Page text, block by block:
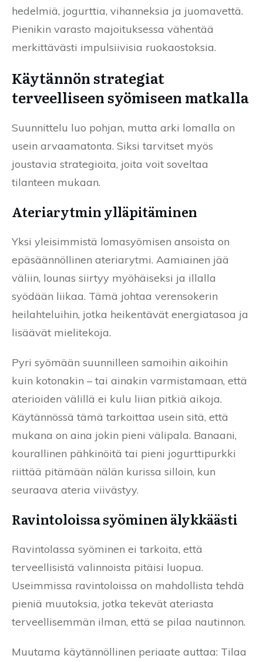
hedelmiä, jogurttia, vihanneksia ja juomavettä.
Pienikin varasto majoituksessa vähentää
merkittävästi impulsiivisia ruokaostoksia.
Käytännön strategiat
terveelliseen syömiseen matkalla
Suunnittelu luo pohjan, mutta arki lomalla on
usein arvaamatonta. Siksi tarvitset myös
joustavia strategioita, joita voit soveltaa
tilanteen mukaan.
Ateriarytmin ylläpitäminen
Yksi yleisimmistä lomasyömisen ansoista on
epäsäännöllinen ateriarytmi. Aamiainen jää
väliin, lounas siirtyy myöhäiseksi ja illalla
syödään liikaa. Tämä johtaa verensokerin
heilahteluihin, jotka heikentävät energiatasoa ja
lisäävät mielitekoja.
Pyri syömään suunnilleen samoihin aikoihin
kuin kotonakin – tai ainakin varmistamaan, että
aterioiden välillä ei kulu liian pitkiä aikoja.
Käytännössä tämä tarkoittaa usein sitä, että
mukana on aina jokin pieni välipala. Banaani,
kourallinen pähkinöitä tai pieni jogurttipurkki
riittää pitämään nälän kurissa silloin, kun
seuraava ateria viivästyy.
Ravintoloissa syöminen älykkäästi
Ravintolassa syöminen ei tarkoita, että
terveellisistä valinnoista pitäisi luopua.
Useimmissa ravintoloissa on mahdollista tehdä
pieniä muutoksia, jotka tekevät ateriasta
terveellisemmän ilman, että se pilaa nautinnon.
Muutama käytännöllinen periaate auttaa: Tilaa